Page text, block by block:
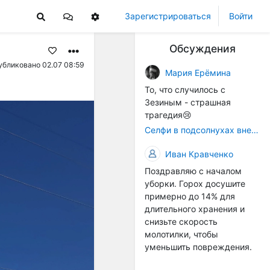
Зарегистрироваться Войти
02.07 08:59
Обсуждения
Мария Ерёмина
То, что случилось с
Зезиным - страшная
трагедия😢
Селфи в подсолнухах вне закона: За проникновение на сельхозземли без разрешения хотят штрафовать
Иван Кравченко
Поздравляю с началом
уборки. Горох досушите
примерно до 14% для
длительного хранения и
снизьте скорость
молотилки, чтобы
уменьшить повреждения.